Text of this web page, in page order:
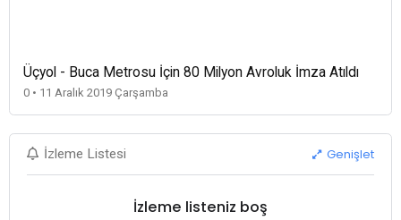
Üçyol - Buca Metrosu İçin 80 Milyon Avroluk İmza Atıldı
0 • 11 Aralık 2019 Çarşamba
İzleme Listesi Genişlet
İzleme listeniz boş